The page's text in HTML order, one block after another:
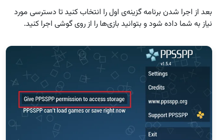
بعد از اجرا شدن برنامه گزینه‌ی اول را انتخاب کنید تا دسترسی مورد
نیاز به شما داده شود و بتوانید بازی‌ها را از روی گوشی اجرا کنید.